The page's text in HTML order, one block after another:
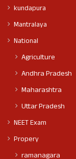
kundapura
Mantralaya
National
Agriculture
Andhra Pradesh
Maharashtra
Uttar Pradesh
NEET Exam
Propery
ramanagara